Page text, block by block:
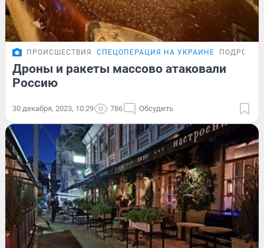
ПРОИСШЕСТВИЯ СПЕЦОПЕРАЦИЯ НА УКРАИНЕ
Дроны и ракеты массово атаковали
Россию
30 декабря, 2023, 10:29 786 Обсудить